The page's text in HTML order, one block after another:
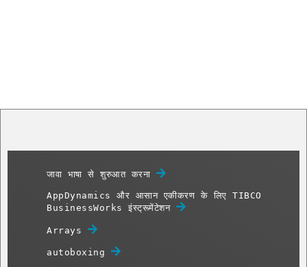
जावा भाषा से शुरुआत करना
AppDynamics और आसान एकीकरण के लिए TIBCO
BusinessWorks इंस्ट्रूमेंटेशन
Arrays
autoboxing